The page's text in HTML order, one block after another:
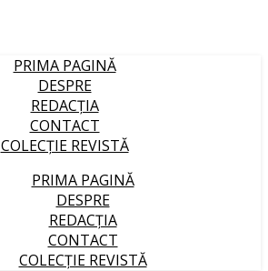
PRIMA PAGINĂ
DESPRE
REDACȚIA
CONTACT
COLECȚIE REVISTĂ
PRIMA PAGINĂ
DESPRE
REDACȚIA
CONTACT
COLECȚIE REVISTĂ